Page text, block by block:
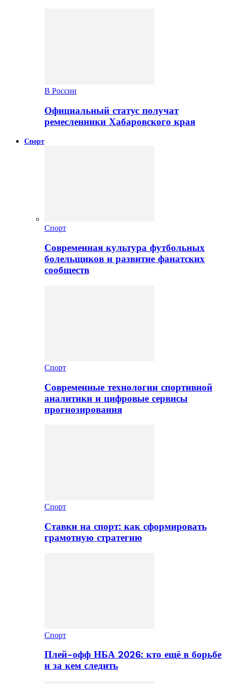
В России
Официальный статус получат
ремесленники Хабаровского края
Спорт
Спорт
Современная культура футбольных
болельщиков и развитие фанатских
сообществ
Спорт
Современные технологии спортивной
аналитики и цифровые сервисы
прогнозирования
Спорт
Ставки на спорт: как сформировать
грамотную стратегию
Спорт
Плей-офф НБА 2026: кто ещё в борьбе
и за кем следить